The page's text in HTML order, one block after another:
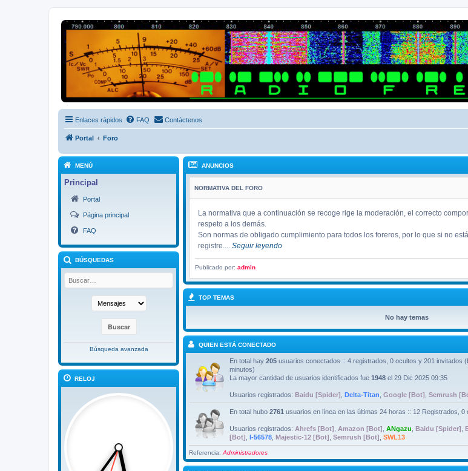
Radio Frecuencias
Foro de Radio Frecuencias
Enlaces rápidos FAQ Contáctenos
Portal Foro
MENÚ
Principal
Portal
Página principal
FAQ
BÚSQUEDAS
Búsqueda avanzada
RELOJ
ANUNCIOS
NORMATIVA DEL FORO
La normativa que a continuación se recoge rige la moderación, el correcto
respeto a los demás.
Son normas de obligado cumplimiento para todos los foreros, por lo que si no
registre.... Seguir leyendo
Publicado por: admin
TOP TEMAS
No hay temas
QUIEN ESTÁ CONECTADO
En total hay 205 usuarios conectados :: 4 registrados, 0 ocultos y 201 invitados
minutos)
La mayor cantidad de usuarios identificados fue 1948 el 29 Dic 2025 09:35
Usuarios registrados: Baidu [Spider] Delta-Titan Google [Bot] Semrush
En total hubo 2761 usuarios en línea en las últimas 24 horas :: 12 Registrados, 0
Usuarios registrados: Ahrefs [Bot] Amazon [Bot] ANgazu Baidu [Spider]
[Bot] I-56578 Majestic-12 [Bot] Semrush [Bot] SWL13
Referencia: Administradores